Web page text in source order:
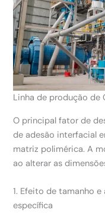
Linha de produção de
O principal fator de
de adesão interfacial
matriz polimérica. A
ao alterar as
1. Efeito de tamanho
específica